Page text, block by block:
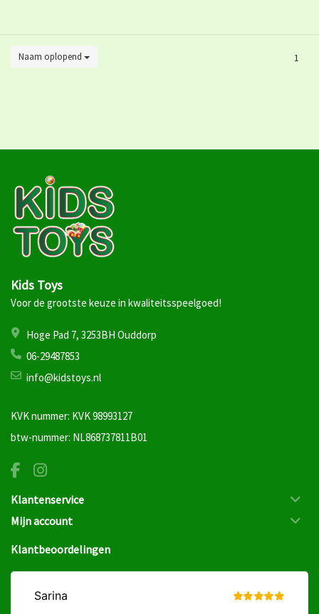
Naam oplopend 1
Kids Toys
Voor de grootste keuze in kwaliteitsspeelgoed!
Hoge Pad 7, 3253BH Ouddorp
06-29487853
info@kidstoys.nl
KVK nummer: KVK 98993127
btw-nummer: NL868737811B01
Klantenservice
Mijn account
Klantbeoordelingen